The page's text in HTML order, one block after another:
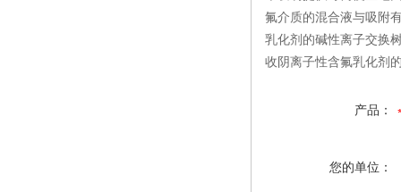
氟介质的混合液与吸附
乳化剂的碱性离子交换
收阴离子性含氟乳化剂
产品：
您的单位：